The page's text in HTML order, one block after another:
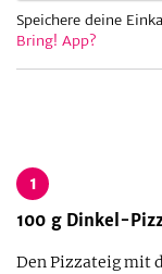
Speichere deine
Bring! App?
1
100 g Dinkel-
Den Pizzateig mit